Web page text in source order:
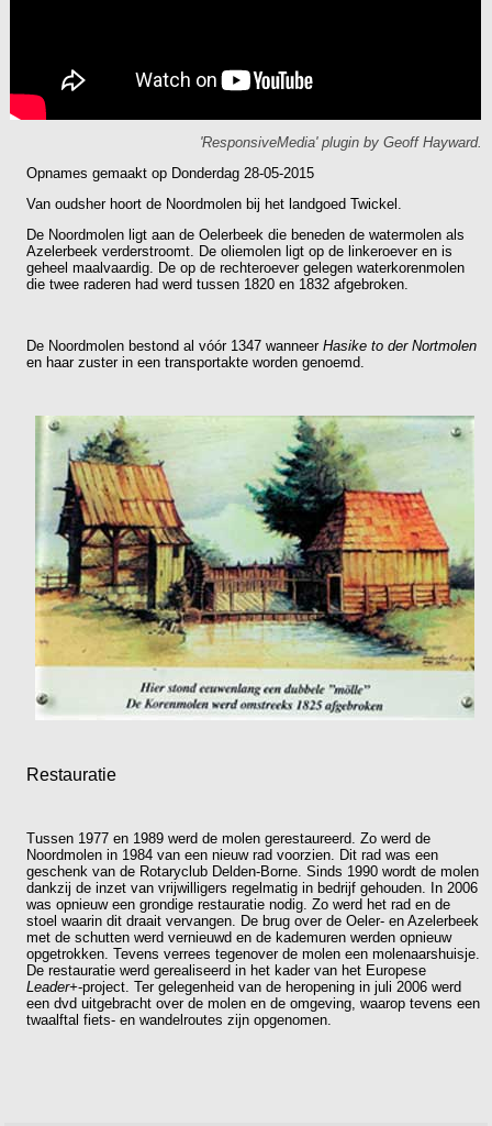
'ResponsiveMedia' plugin by Geoff Hayward.
Opnames gemaakt op Donderdag 28-05-2015
Van oudsher hoort de Noordmolen bij het landgoed Twickel.
De Noordmolen ligt aan de Oelerbeek die beneden de watermolen als
Azelerbeek verderstroomt. De oliemolen ligt op de linkeroever en is
geheel maalvaardig. De op de rechteroever gelegen waterkorenmolen
die twee raderen had werd tussen 1820 en 1832 afgebroken.
De Noordmolen bestond al vóór 1347 wanneerHasike to der Nortmolen
en haar zuster in een transportakte worden genoemd.
Restauratie
Tussen 1977 en 1989 werd de molen gerestaureerd. Zo werd de
Noordmolen in 1984 van een nieuw rad voorzien. Dit rad was een
geschenk van de Rotaryclub Delden-Borne. Sinds 1990 wordt de molen
dankzij de inzet van vrijwilligers regelmatig in bedrijf gehouden. In 2006
was opnieuw een grondige restauratie nodig. Zo werd het rad en de
stoel waarin dit draait vervangen. De brug over de Oeler- en Azelerbeek
met de schutten werd vernieuwd en de kademuren werden opnieuw
opgetrokken. Tevens verrees tegenover de molen een molenaarshuisje.
De restauratie werd gerealiseerd in het kader van het Europese
Leader+-project. Ter gelegenheid van de heropening in juli 2006 werd
een dvd uitgebracht over de molen en de omgeving, waarop tevens een
twaalftal fiets- en wandelroutes zijn opgenomen.